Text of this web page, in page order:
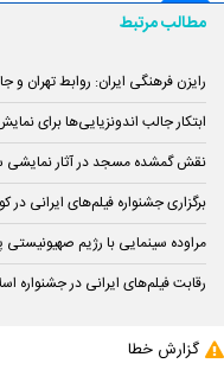
مطالب مرتبط
رایزن فرهنگی ایران: روابط تهران و
ابتکار جالب اندونزیایی‌ها برای
نقش گمشده مسجد در آثار نمایشی
برگزاری جشنواره فیلم‌های ایرانی در
مراوده سینمایی با رژیم صهیونیستی
رقابت فیلم‌های ایرانی در جشنواره
گزارش خطا